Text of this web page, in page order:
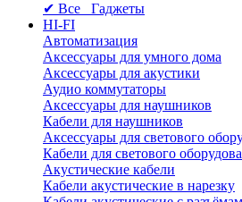
✔ Все Гаджеты
HI-FI
Автоматизация
Аксессуары для умного дома
Аксессуары для акустики
Аудио коммутаторы
Аксессуары для наушников
Кабели для наушников
Аксессуары для светового
Кабели для светового
Акустические кабели
Кабели акустические в нарезку